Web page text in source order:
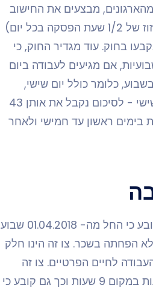
מבצעים את החישוב
על בסיס ברוטו (לפי 9 שעות ללא קיזוז זמן הפסקה) או על בסיס נטו (בקיזוז של 1/2 שעת הפסקה בכל יום)
השעות השבועיות אשר נקבעו בחוק. עוד מגדיר החוק, כי
התשיעית באותו היום (או מעבר ל-43 שעות שבועיות, אם מגיעים לעבודה ביום
כשעת עבודה נוספת. במקרה של עבודה ב-6 ימים בשבוע, כלומר כולל יום שישי,
העבודה נקבעת ל-8 שעות יומיות בימים ראשון עד חמישי ו-7 שעות ביום שישי - לסיכום נקבל את אותן 43
בימים ראשון עד חמישי ולאחר
, שנחתם ביום 15.03.2018, קובע כי החל מה- 01.04.2018 שבוע
(במקום 43 שעות שבועיות), ללא הפחתה בשכר. צו זה הינו חלק
לחיים הפרטיים. צו זה
מגדיר כי יש להנהיג יום אחד בשבוע אשר יהיה קצר בשעה ויעמוד על 8 שעות במקום 9 שעות וכך גם קובע כי